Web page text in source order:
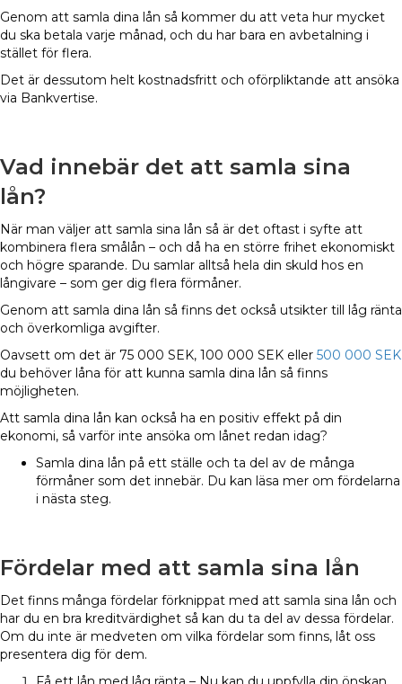
Genom att samla dina lån så kommer du att veta hur mycket
du ska betala varje månad, och du har bara en avbetalning i
stället för flera.
Det är dessutom helt kostnadsfritt och oförpliktande att ansöka
via Bankvertise.
Vad innebär det att samla sina
lån?
När man väljer att samla sina lån så är det oftast i syfte att
kombinera flera smålån – och då ha en större frihet ekonomiskt
och högre sparande. Du samlar alltså hela din skuld hos en
långivare – som ger dig flera förmåner.
Genom att samla dina lån så finns det också utsikter till låg ränta
och överkomliga avgifter.
Oavsett om det är 75 000 SEK, 100 000 SEK eller 500 000 SEK
du behöver låna för att kunna samla dina lån så finns
möjligheten.
Att samla dina lån kan också ha en positiv effekt på din
ekonomi, så varför inte ansöka om lånet redan idag?
Samla dina lån på ett ställe och ta del av de många
förmåner som det innebär. Du kan läsa mer om fördelarna
i nästa steg.
Fördelar med att samla sina lån
Det finns många fördelar förknippat med att samla sina lån och
har du en bra kreditvärdighet så kan du ta del av dessa fördelar.
Om du inte är medveten om vilka fördelar som finns, låt oss
presentera dig för dem.